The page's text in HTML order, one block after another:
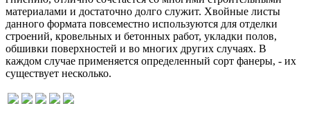
материалами и достаточно долго служит. Хвойные листы
данного формата повсеместно используются для отделки
строений, кровельных и бетонных работ, укладки полов,
обшивки поверхностей и во многих других случаях. В
каждом случае применяется определенный сорт фанеры, - их
существует несколько.